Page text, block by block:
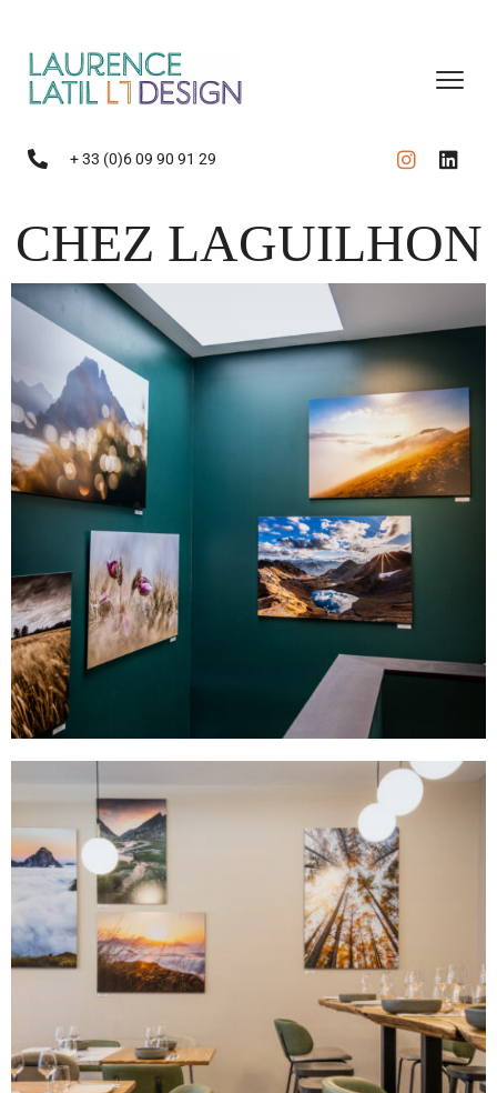
+ 33 (0)6 09 90 91 29
CHEZ LAGUILHON